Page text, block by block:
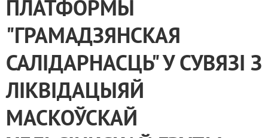
ПЛАТФОРМЫ
"ГРАМАДЗЯНСКАЯ
САЛІДАРНАСЦЬ" У СУВЯЗІ З
ЛІКВІДАЦЫЯЙ
МАСКОЎСКАЙ